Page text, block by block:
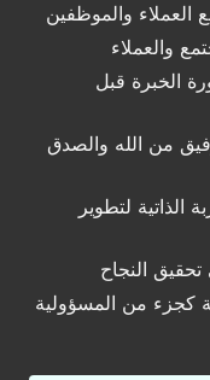
العملاء والموظفين
والعملاء
الخبرة قبل
من الله والصدق
الذاتية لتطوير
النجاح
كجزء من المسؤولية